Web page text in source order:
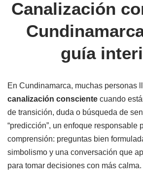
Canalización
guía
En Cundinamarca, muchas personas
canalización consciente cuando
de transición, duda o búsqueda de
“predicción”, un enfoque responsable
comprensión: preguntas bien
simbolismo y una conversación que
para tomar decisiones con más calma.